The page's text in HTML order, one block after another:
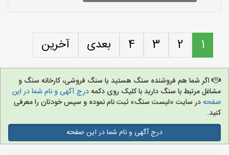
1
2
3
4 بعدی آخرین
اگر شما هم فروشنده سنگ هستید یا سنگ فروشی، کارخانه سنگ و
مشاغل مرتبط با سنگ دارید با کلیک روی دکمهدرج آگهی و نام شما در این
صفحهدر سایت «لیست سنگ» ثبت نام نموده و سپس خودتان را معرفی
کنید.
درج آگهی و نام شما در این صفحه